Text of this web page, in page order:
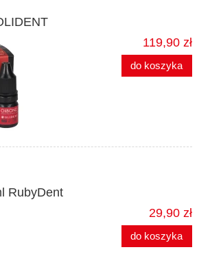
119,90 zł
do koszyka
RubyDent
29,90 zł
do koszyka